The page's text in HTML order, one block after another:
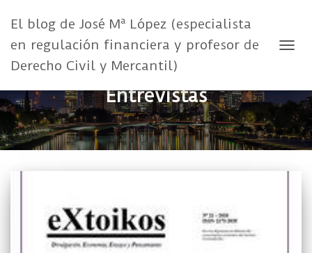
El blog de José Mª López (especialista
en regulación financiera y profesor de
Derecho Civil y Mercantil)
Entrevistas